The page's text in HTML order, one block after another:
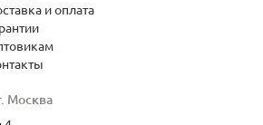
Москва
и оплата